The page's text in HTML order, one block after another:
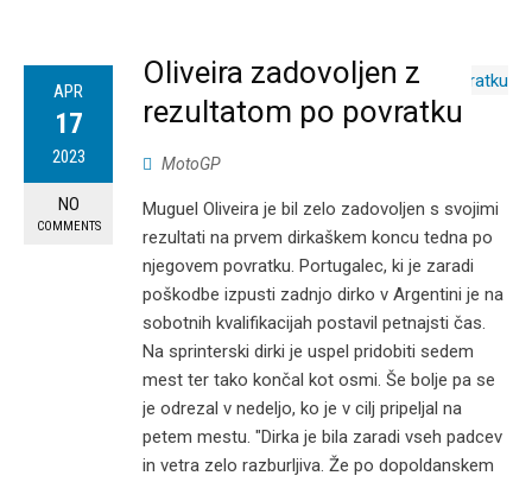
APR
17
2023
NO
COMMENTS
Oliveira zadovoljen z
rezultatom po povratku
MotoGP
Muguel Oliveira je bil zelo zadovoljen s svojimi
rezultati na prvem dirkaškem koncu tedna po
njegovem povratku. Portugalec, ki je zaradi
poškodbe izpusti zadnjo dirko v Argentini je na
sobotnih kvalifikacijah postavil petnajsti čas.
Na sprinterski dirki je uspel pridobiti sedem
mest ter tako končal kot osmi. Še bolje pa se
je odrezal v nedeljo, ko je v cilj pripeljal na
petem mestu. "Dirka je bila zaradi vseh padcev
in vetra zelo razburljiva. Že po dopoldanskem